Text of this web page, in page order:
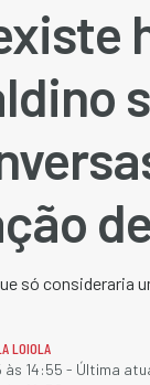
só consideraria
LOIOLA
às 14:55 - Última